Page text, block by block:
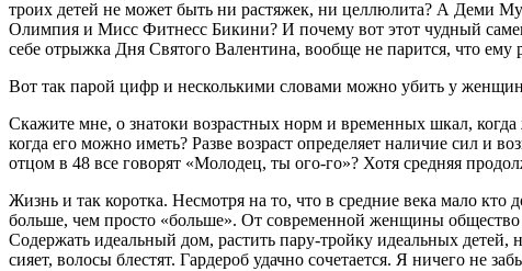
троих детей не может быть ни растяжек, ни целлюлита? А Деми
Олимпия и Мисс Фитнесс Бикини? И почему вот этот чудный
себе отрыжка Дня Святого Валентина, вообще не парится, что
Вот так парой цифр и несколькими словами можно убить у
Скажите мне, о знатоки возрастных норм и временных шкал,
когда его можно иметь? Разве возраст определяет наличие сил и
отцом в 48 все говорят «Молодец, ты ого-го»? Хотя средняя
Жизнь и так коротка. Несмотря на то, что в средние века мало
больше, чем просто «больше». От современной женщины общество
Содержать идеальный дом, растить пару-тройку идеальных
сияет, волосы блестят. Гардероб удачно сочетается. Я ничего не